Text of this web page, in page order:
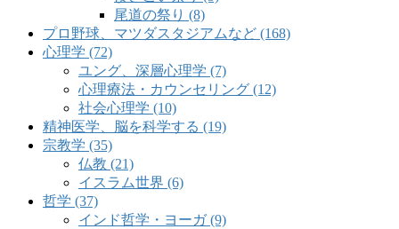
尾道の祭り (8)
プロ野球、マツダスタジアムなど (168)
心理学 (72)
ユング、深層心理学 (7)
心理療法・カウンセリング (12)
社会心理学 (10)
精神医学、脳を科学する (19)
宗教学 (35)
仏教 (21)
イスラム世界 (6)
哲学 (37)
インド哲学・ヨーガ (9)